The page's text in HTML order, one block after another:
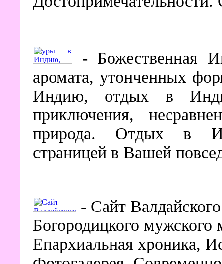
- Божественная
аромата, утонченных
Индию, отдых в
приключения,
природа. Отдых в
страницей в Вашей
- Сайт
Богородицкого
Епархиальная хроника,